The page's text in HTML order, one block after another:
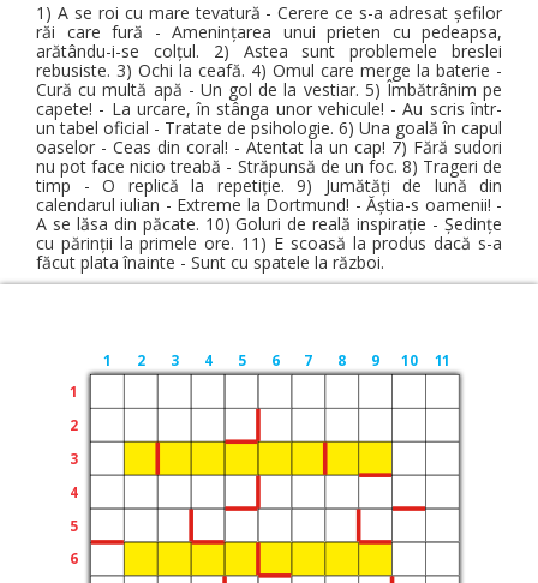
1) A se roi cu mare tevatură - Cerere ce s-a adresat șefilor
răi care fură - Amenințarea unui prieten cu pedeapsa,
arătându-i-se colțul. 2) Astea sunt problemele breslei
rebusiste. 3) Ochi la ceafă. 4) Omul care merge la baterie -
Cură cu multă apă - Un gol de la vestiar. 5) Îmbătrânim pe
capete! - La urcare, în stânga unor vehicule! - Au scris într-
un tabel oficial - Tratate de psihologie. 6) Una goală în capul
oaselor - Ceas din coral! - Atentat la un cap! 7) Fără sudori
nu pot face nicio treabă - Străpunsă de un foc. 8) Trageri de
timp - O replică la repetiție. 9) Jumătăți de lună din
calendarul iulian - Extreme la Dortmund! - Ăștia-s oamenii! -
A se lăsa din păcate. 10) Goluri de reală inspirație - Ședințe
cu părinții la primele ore. 11) E scoasă la produs dacă s-a
făcut plata înainte - Sunt cu spatele la război.